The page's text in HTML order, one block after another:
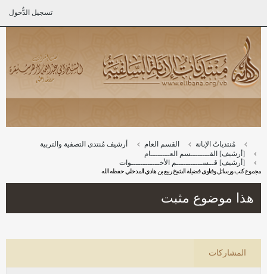
تسجيل الدُّخول
مُنتدياتُ الإبانة القسم العام
أرشيف مُنتدى التصفية والتربية
[أرشيف] القــــــــسم العــــــــام
[أرشيف] قــســـــــــــم الأخــــــــــــوات
مجموع كتب ورسائل وفتاوى فضيلة الشيخ ربيع بن هادي المدخلي حفظه الله
هذا موضوع مثبت
المشاركات